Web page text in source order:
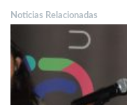
Noticias Relacionadas